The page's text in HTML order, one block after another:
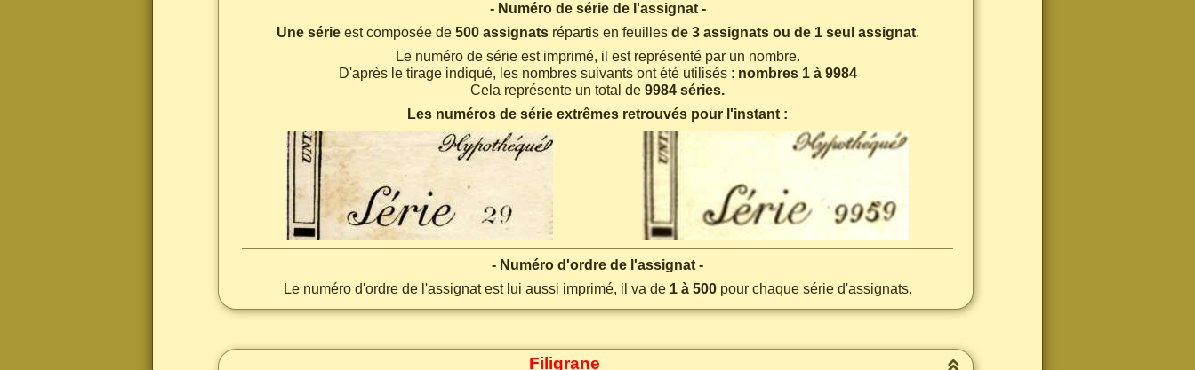
- Numéro de série de l'assignat -
Une sérieest composée de 500 assignatsrépartis en feuilles de 3 assignats ou de 1 seul assignat.
Le numéro de série est imprimé, il est représenté par un nombre.
D'après le tirage indiqué, les nombres suivants ont été utilisés : nombres 1 à 9984
Cela représente un total de 9984 séries.
Les numéros de série extrêmes retrouvés pour l'instant :
- Numéro d'ordre de l'assignat -
Le numéro d'ordre de l'assignat est lui aussi imprimé, il va de 1 à 500pour chaque série d'assignats.
Filigrane